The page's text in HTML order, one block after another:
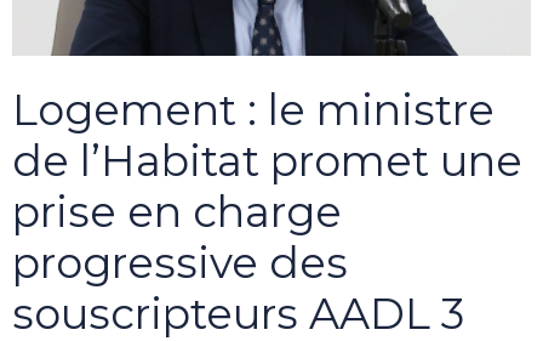
Logement : le ministre
de l’Habitat promet une
prise en charge
progressive des
souscripteurs AADL 3